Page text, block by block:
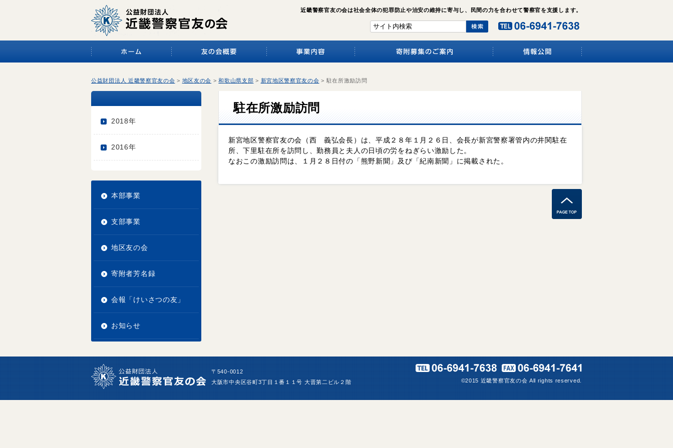
近畿警察官友の会は社会全体の犯罪防止や治安の維持に寄与し、民間の力を合わせて警察官を支援します。
公益財団法人 近畿警察官友の会 > 地区友の会 >和歌山県支部 > 新宮地区警察官友の会 > 駐在所激励訪問
駐在所激励訪問
新宮地区警察官友の会（西 義弘会長）は、平成２８年１月２６日、会長が新宮警察署管内の井関駐在
所、下里駐在所を訪問し、勤務員と夫人の日頃の労をねぎらい激励した。
なおこの激励訪問は、１月２８日付の「熊野新聞」及び「紀南新聞」に掲載された。
2018年
2016年
本部事業
支部事業
地区友の会
寄附者芳名録
会報「けいさつの友」
お知らせ
〒540-0012
大阪市中央区谷町3丁目１番１１号 大晋第二ビル２階
©2015 近畿警察官友の会 All rights reserved.